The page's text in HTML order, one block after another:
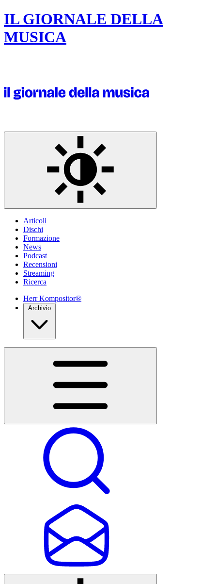
IL GIORNALE DELLA
MUSICA
Articoli
Dischi
Formazione
News
Podcast
Recensioni
Streaming
Ricerca
Herr Kompositor®
Archivio